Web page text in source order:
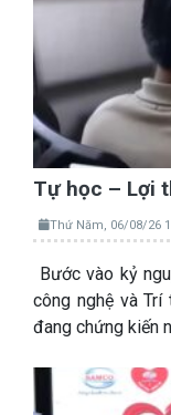
Tự học – Lợi
Thứ Năm, 06/08/26
Bước vào kỷ
công nghệ và
đang chứng kiến